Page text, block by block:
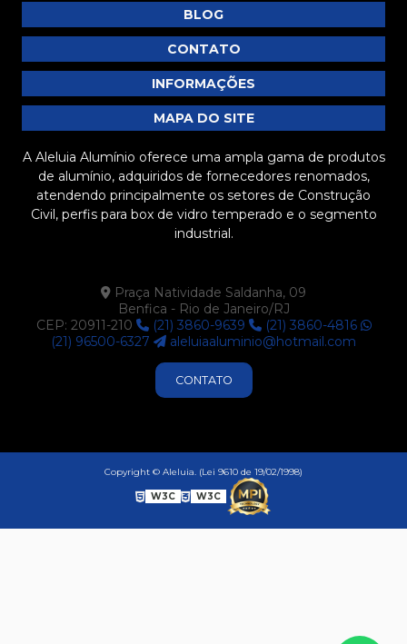
MP409
MP415
BLOG
CONTATO
INFORMAÇÕES
MAPA DO SITE
A Aleluia Alumínio oferece uma ampla gama de produtos
de alumínio, adquiridos de fornecedores renomados,
atendendo principalmente os setores de Construção
Civil, perfis para box de vidro temperado e o segmento
industrial.
Praça Natividade Saldanha, 09
Benfica - Rio de Janeiro/RJ
CEP: 20911-210
(21) 3860-9639
(21) 3860-4816
(21) 96500-6327
aleluiaaluminio@hotmail.com
CONTATO
Copyright © Aleluia. (Lei 9610 de 19/02/1998)
W3C W3C